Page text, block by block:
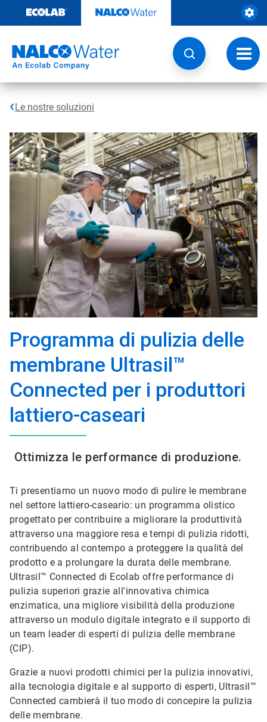
contenuto
Le nostre soluzioni
Programma di pulizia delle
membrane Ultrasil™
Connected per i produttori
lattiero-caseari
Ottimizza le performance di produzione.
Ti presentiamo un nuovo modo di pulire le membrane
nel settore lattiero-caseario: un programma olistico
progettato per contribuire a migliorare la produttività
attraverso una maggiore resa e tempi di pulizia ridotti,
contribuendo al contempo a proteggere la qualità del
prodotto e a prolungare la durata delle membrane.
Ultrasil™ Connected di Ecolab offre performance di
pulizia superiori grazie all'innovativa chimica
enzimatica, una migliore visibilità della produzione
attraverso un modulo digitale integrato e il supporto di
un team leader di esperti di pulizia delle membrane
(CIP).
Grazie a nuovi prodotti chimici per la pulizia innovativi,
alla tecnologia digitale e al supporto di esperti, Ultrasil™
Connected cambierà il tuo modo di concepire la pulizia
delle membrane.